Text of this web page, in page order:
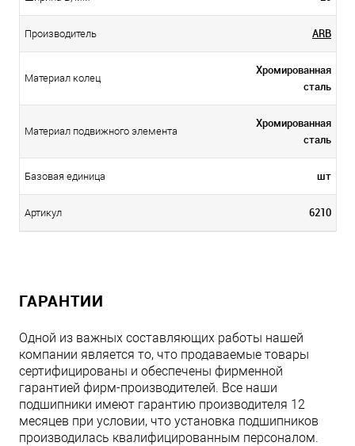
Производитель ARB
Материал колец
Хромированная
сталь
Материал подвижного элемента
Хромированная
сталь
Базовая единица шт
Артикул 6210
ГАРАНТИИ
Одной из важных составляющих работы нашей
компании является то, что продаваемые товары
сертифицированы и обеспечены фирменной
гарантией фирм-производителей. Все наши
подшипники имеют гарантию производителя 12
месяцев при условии, что установка подшипников
производилась квалифицированным персоналом.